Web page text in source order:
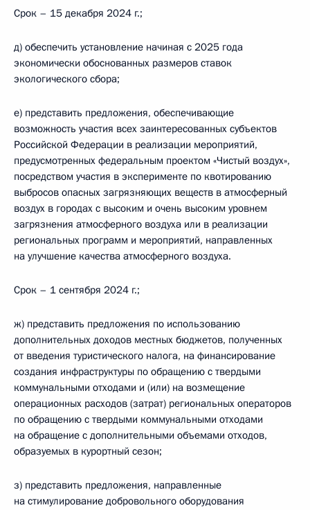
Срок – 15 декабря 2024 г.;
д) обеспечить установление начиная с 2025 года
экономически обоснованных размеров ставок
экологического сбора;
е) представить предложения, обеспечивающие
возможность участия всех заинтересованных субъектов
Российской Федерации в реализации мероприятий,
предусмотренных федеральным проектом «Чистый воздух»,
посредством участия в эксперименте по квотированию
выбросов опасных загрязняющих веществ в атмосферный
воздух в городах с высоким и очень высоким уровнем
загрязнения атмосферного воздуха или в реализации
региональных программ и мероприятий, направленных
на улучшение качества атмосферного воздуха.
Срок – 1 сентября 2024 г.;
ж) представить предложения по использованию
дополнительных доходов местных бюджетов, полученных
от введения туристического налога, на финансирование
создания инфраструктуры по обращению с твердыми
коммунальными отходами и (или) на возмещение
операционных расходов (затрат) региональных операторов
по обращению с твердыми коммунальными отходами
на обращение с дополнительными объемами отходов,
образуемых в курортный сезон;
з) представить предложения, направленные
на стимулирование добровольного оборудования